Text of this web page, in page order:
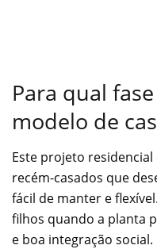
Para qual
modelo de
Este projeto
recém-casados que
fácil de manter e
filhos quando a planta
e boa integração social.